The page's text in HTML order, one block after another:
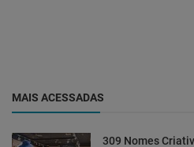
MAIS ACESSADAS
309 Nomes